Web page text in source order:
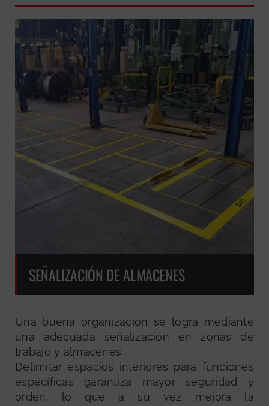
SEÑALIZACIÓN DE ALMACENES
Una buena organización se logra mediante
una adecuada señalización en zonas de
trabajo y almacenes.
Delimitar espacios interiores para funciones
específicas garantiza mayor seguridad y
orden, lo que a su vez mejora la